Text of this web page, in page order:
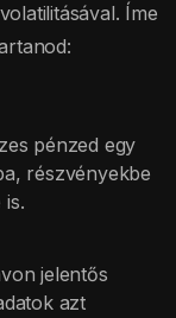
Íme
pénzed egy
részvényekbe
jelentős
azt